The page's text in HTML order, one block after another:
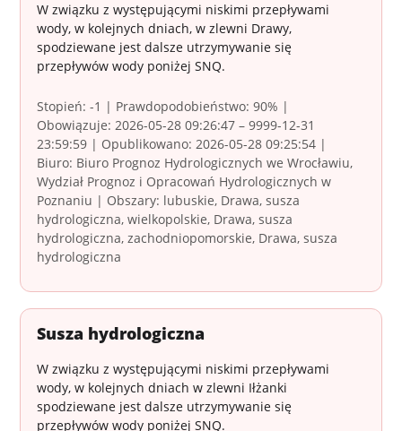
W związku z występującymi niskimi przepływami
wody, w kolejnych dniach, w zlewni Drawy,
spodziewane jest dalsze utrzymywanie się
przepływów wody poniżej SNQ.
Stopień: -1 | Prawdopodobieństwo: 90% |
Obowiązuje: 2026-05-28 09:26:47 – 9999-12-31
23:59:59 | Opublikowano: 2026-05-28 09:25:54 |
Biuro: Biuro Prognoz Hydrologicznych we Wrocławiu,
Wydział Prognoz i Opracowań Hydrologicznych w
Poznaniu | Obszary: lubuskie, Drawa, susza
hydrologiczna, wielkopolskie, Drawa, susza
hydrologiczna, zachodniopomorskie, Drawa, susza
hydrologiczna
Susza hydrologiczna
W związku z występującymi niskimi przepływami
wody, w kolejnych dniach w zlewni Iłżanki
spodziewane jest dalsze utrzymywanie się
przepływów wody poniżej SNQ.